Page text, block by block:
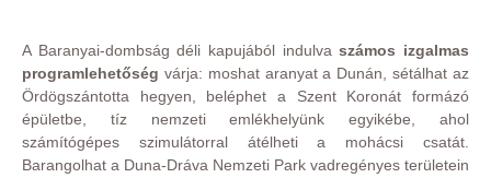
A Baranyai-dombság déli kapujából indulvaszámos izgalmas
programlehetőség várja: moshat aranyat a Dunán, sétálhat az
Ördögszántotta hegyen, beléphet a Szent Koronát formázó
épületbe, tíz nemzeti emlékhelyünk egyikébe, ahol
számítógépes szimulátorral átélheti a mohácsi csatát.
Barangolhat a Duna-Dráva Nemzeti Park vadregényes területein